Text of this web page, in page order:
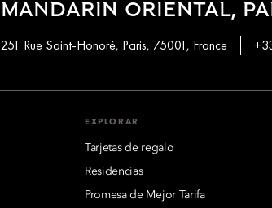
MANDARIN ORIENTAL,
251 Rue Saint-Honoré, Paris, 75001, France
EXPLORAR
Tarjetas de regalo
Residencias
Promesa de Mejor Tarifa